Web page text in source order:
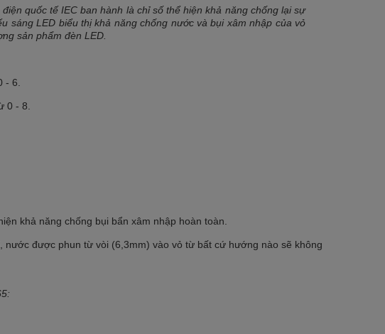
quốc tế IEC ban hành là chỉ số thể hiện khả năng chống lại sự
sáng LED biểu thị khả năng chống nước và bụi xâm nhập của vỏ
sản phẩm đèn LED.
- 6.
0 - 8.
khả năng chống bụi bẩn xâm nhập hoàn toàn.
được phun từ vòi (6,3mm) vào vỏ từ bất cứ hướng nào sẽ không